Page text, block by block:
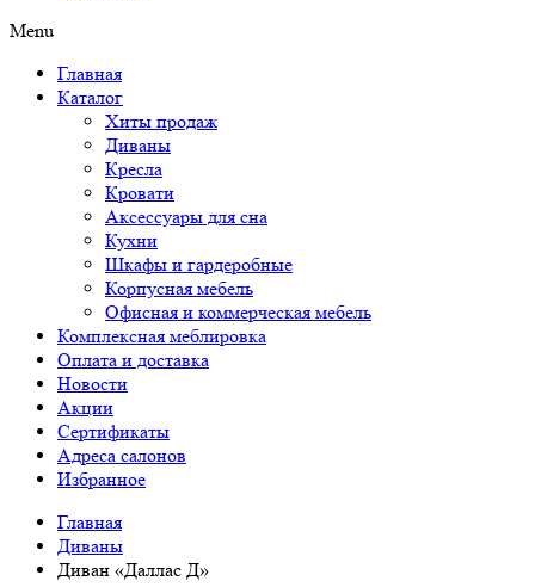
Menu
Главная
Каталог
Хиты продаж
Диваны
Кресла
Кровати
Аксессуары для сна
Кухни
Шкафы и гардеробные
Корпусная мебель
Офисная и коммерческая мебель
Комплексная меблировка
Оплата и доставка
Новости
Акции
Сертификаты
Адреса салонов
Избранное
Главная
Диваны
Диван «Даллас Д»